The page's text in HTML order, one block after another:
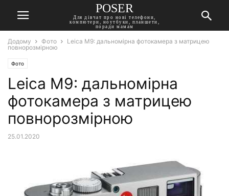
POSER
Для дівчат про нові телефони,
компютери, ноутбуки, планшети,
поради мамам
Додому Фото
Leica M9: дальномірна фотокамера з матрицею
повнорозмірною
Фото
Leica M9: дальномірна
фотокамера з матрицею
повнорозмірною
25.01.2020